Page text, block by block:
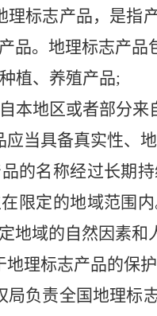
理标志产品，是指
品。地理标志产品
植、养殖产品;
本地区或者部分来
当具备真实性、
的名称经过长期
限定的地域范围
地域的自然因素和
地理标志产品的保
局负责全国地理标